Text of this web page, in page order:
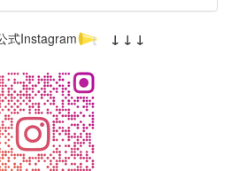
式Instagram ↓ ↓ ↓